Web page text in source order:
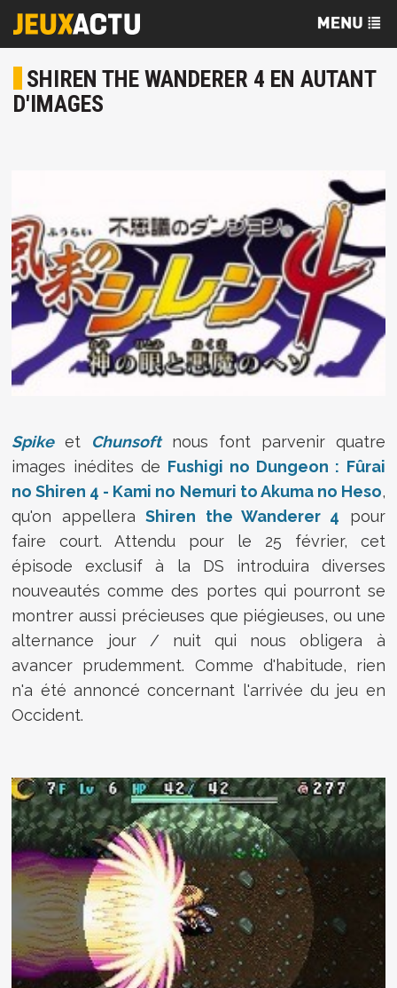
SHIREN THE WANDERER 4 EN AUTANT
D'IMAGES
Spikeet Chunsoftnous font parvenir quatre
images inédites de Fushigi no Dungeon : Fûrai
no Shiren 4 - Kami no Nemuri to Akuma no Heso,
qu'on appelleraShiren the Wanderer 4 pour
faire court. Attendu pour le 25 février, cet
épisode exclusif à la DS introduira diverses
nouveautés comme des portes qui pourront se
montrer aussi précieuses que piégieuses, ou une
alternance jour / nuit qui nous obligera à
avancer prudemment. Comme d'habitude, rien
n'a été annoncé concernant l'arrivée du jeu en
Occident.